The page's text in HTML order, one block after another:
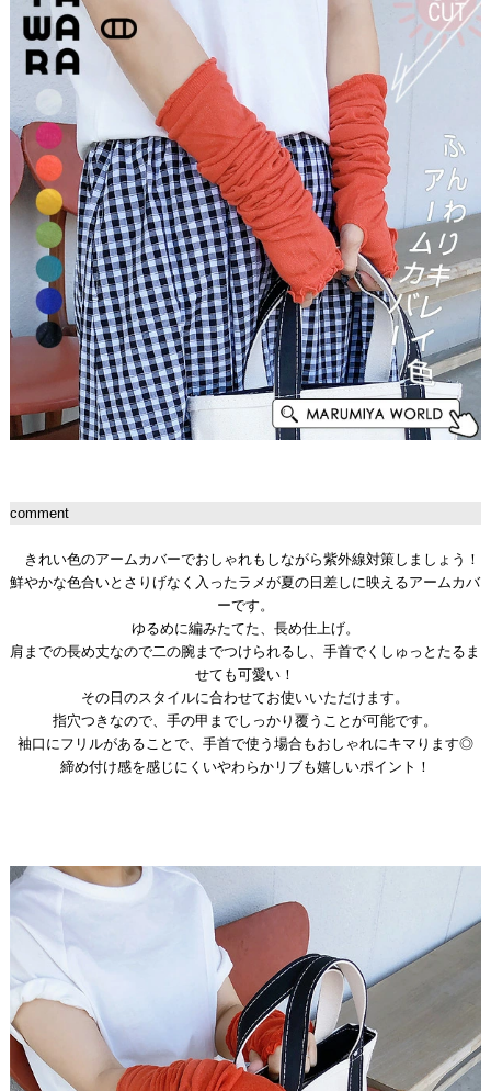
comment
きれい色のアームカバーでおしゃれもしながら紫外線対策しましょう！
鮮やかな色合いとさりげなく入ったラメが夏の日差しに映えるアームカバ
ーです。
ゆるめに編みたてた、長め仕上げ。
肩までの長め丈なので二の腕までつけられるし、手首でくしゅっとたるま
せても可愛い！
その日のスタイルに合わせてお使いいただけます。
指穴つきなので、手の甲までしっかり覆うことが可能です。
袖口にフリルがあることで、手首で使う場合もおしゃれにキマります◎
締め付け感を感じにくいやわらかリブも嬉しいポイント！